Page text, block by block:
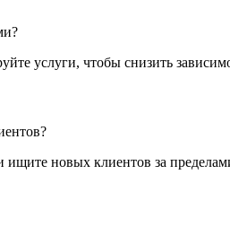
услуги, чтобы снизить
ищите новых клиентов за